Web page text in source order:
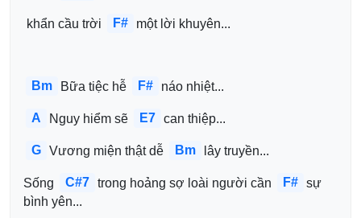
khẩn cầu trời F# một lời khuyên...
Bm Bữa tiệc hễ F# náo nhiệt...
A Nguy hiểm sẽ E7 can thiệp...
G Vương miện thật dễ Bm lây truyền...
Sống C#7 trong hoảng sợ loài người cần F# sự
bình yên...